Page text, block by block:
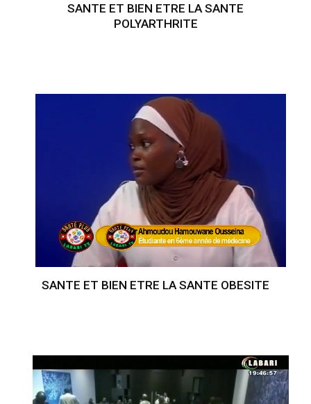
SANTE ET BIEN ETRE LA SANTE
POLYARTHRITE
SANTE ET BIEN ETRE LA SANTE OBESITE